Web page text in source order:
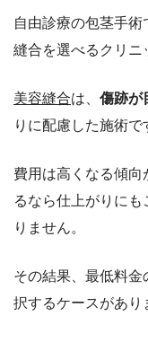
自由診療の包茎手
縫合を選べるクリニ
美容縫合は、 傷跡が
りに配慮した施術で
費用は高くなる傾
るなら仕上がりに
りません。
その結果、最低料
択するケースがあり